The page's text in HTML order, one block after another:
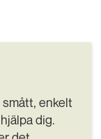
enkelt
dig.